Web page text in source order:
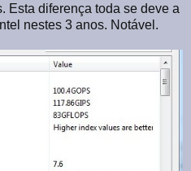
Esta diferença toda se deve a
nestes 3 anos. Notável.